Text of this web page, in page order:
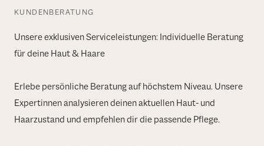
KUNDENBERATUNG
Unsere exklusiven Serviceleistungen: Individuelle Beratung
für deine Haut & Haare
Erlebe persönliche Beratung auf höchstem Niveau. Unsere
Expertinnen analysieren deinen aktuellen Haut- und
Haarzustand und empfehlen dir die passende Pflege.